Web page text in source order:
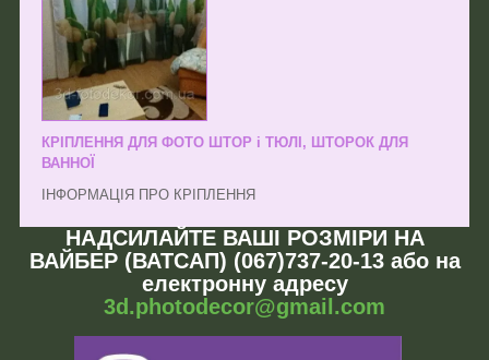
КРІПЛЕННЯ ДЛЯ ФОТО ШТОР і ТЮЛІ, ШТОРОК ДЛЯ
ВАННОЇ
ІНФОРМАЦІЯ ПРО КРІПЛЕННЯ
НАДСИЛАЙТЕ ВАШІ РОЗМІРИ НА
ВАЙБЕР (ВАТСАП) (067)737-20-13 або на
електронну адресу
3d.photodecor@gmail.com